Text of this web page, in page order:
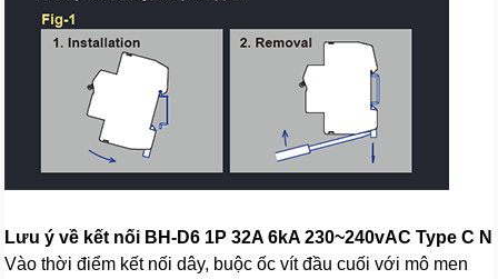
Lưu ý về kết nối BH-D6 1P 32A 6kA 230~240vAC Type C N
Vào thời điểm kết nối dây, buộc ốc vít đầu cuối với mô men